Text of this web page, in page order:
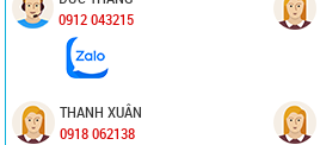
0912 043215
THANH XUÂN
0918 062138